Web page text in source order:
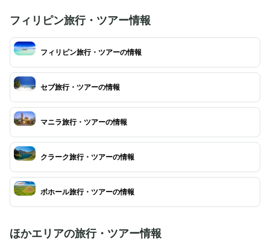
フィリピン旅行・ツアー情報
フィリピン旅行・ツアーの情報
セブ旅行・ツアーの情報
マニラ旅行・ツアーの情報
クラーク旅行・ツアーの情報
ボホール旅行・ツアーの情報
ほかエリアの旅行・ツアー情報